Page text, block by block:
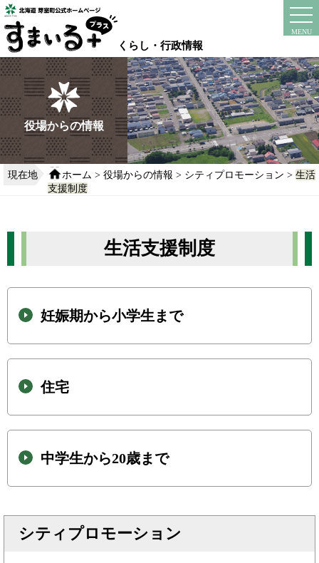
本
文
へ
移
動
る
くらし・行政情報
MENU
instagram
役場からの情報
現在地 ホーム > 役場からの情報 > シティプロモーション > 生活
支援制度
生活支援制度
妊娠期から小学生まで
住宅
中学生から20歳まで
シティプロモーション